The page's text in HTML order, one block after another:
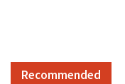
Recommended